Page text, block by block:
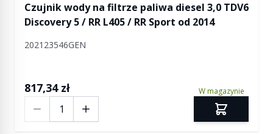
Czujnik wody na filtrze paliwa diesel 3,0 TDV6
Discovery 5 / RR L405 / RR Sport od 2014
202123546GEN
817,34 zł W magazynie